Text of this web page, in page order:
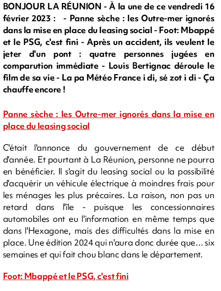
BONJOUR LA RÉUNION - À la une de ce vendredi 16
février 2023 : - Panne sèche : les Outre-mer ignorés
dans la mise en place du leasing social - Foot: Mbappé
et le PSG, c'est fini - Après un accident, ils veulent le
jeter d'un pont : quatre personnes jugées en
comparution immédiate - Louis Bertignac déroule le
film de sa vie - La pa Météo France i di, sé zot i di - Ça
chauffe encore !
Panne sèche : les Outre-mer ignorés dans la mise en
place du leasing social
C'était l'annonce du gouvernement de ce début
d'année. Et pourtant à La Réunion, personne ne pourra
en bénéficier. Il s'agit du leasing social ou la possibilité
d'acquérir un véhicule électrique à moindres frais pour
les ménages les plus précaires. La raison, non pas un
retard dans l'île - puisque les concessionnaires
automobiles ont eu l'information en même temps que
dans l'Hexagone, mais des difficultés dans la mise en
place. Une édition 2024 qui n'aura donc durée que… six
semaines et qui fait chou blanc dans le département.
Foot: Mbappé et le PSG, c'est fini